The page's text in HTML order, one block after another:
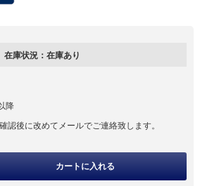
在庫状況： 在庫あり
降
認後に改めてメールでご連絡致します。
カートに入れる